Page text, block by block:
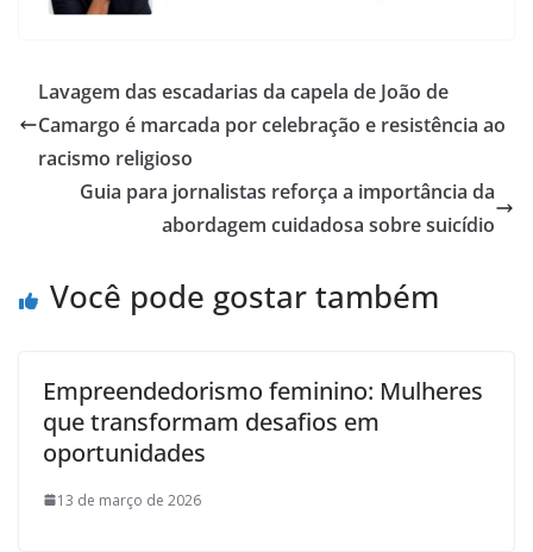
Lavagem das escadarias da capela de João de
Camargo é marcada por celebração e resistência ao
racismo religioso
Guia para jornalistas reforça a importância da
abordagem cuidadosa sobre suicídio
Você pode gostar também
Empreendedorismo feminino: Mulheres
que transformam desafios em
oportunidades
13 de março de 2026